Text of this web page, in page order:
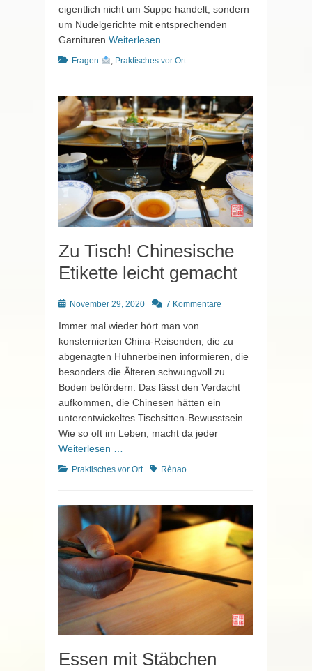
eigentlich nicht um Suppe handelt, sondern
um Nudelgerichte mit entsprechenden
Garnituren Weiterlesen …
Kategorien
Fragen , Praktisches vor Ort
Zu Tisch! Chinesische
Etikette leicht gemacht
PostedNovember 29, 2020 7 Kommentare
Immer mal wieder hört man von
konsternierten China-Reisenden, die zu
abgenagten Hühnerbeinen informieren, die
besonders die Älteren schwungvoll zu
Boden befördern. Das lässt den Verdacht
aufkommen, die Chinesen hätten ein
unterentwickeltes Tischsitten-Bewusstsein.
Wie so oft im Leben, macht da jeder
Weiterlesen …
Kategorien
Praktisches vor Ort Schlagworte
Rènao
Essen mit Stäbchen